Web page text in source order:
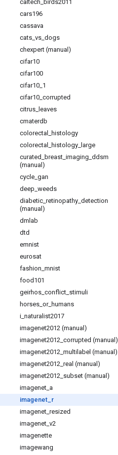
caltech birds2011
cars196
cassava
cats vs dogs
chexpert (manual)
cifar10
cifar100
cifar10 1
cifar10 corrupted
citrus leaves
cmaterdb
colorectal
histology
colorectal
histology
large
curated
breast imaging ddsm
(manual)
cycle gan
deep weeds
diabetic retinopathy detection
(manual)
dmlab
dtd
emnist
eurosat
fashion mnist
food101
geirhos conflict stimuli
horses or_ humans
i naturalist2017
imagenet2012 (manual)
imagenet2012 corrupted (manual)
imagenet2012 multilabel (manual)
imagenet2012 real (manual)
imagenet2012 subset (manual)
imagenet a
imagenet r
imagenet resized
imagenet v2
imagenette
imagewang